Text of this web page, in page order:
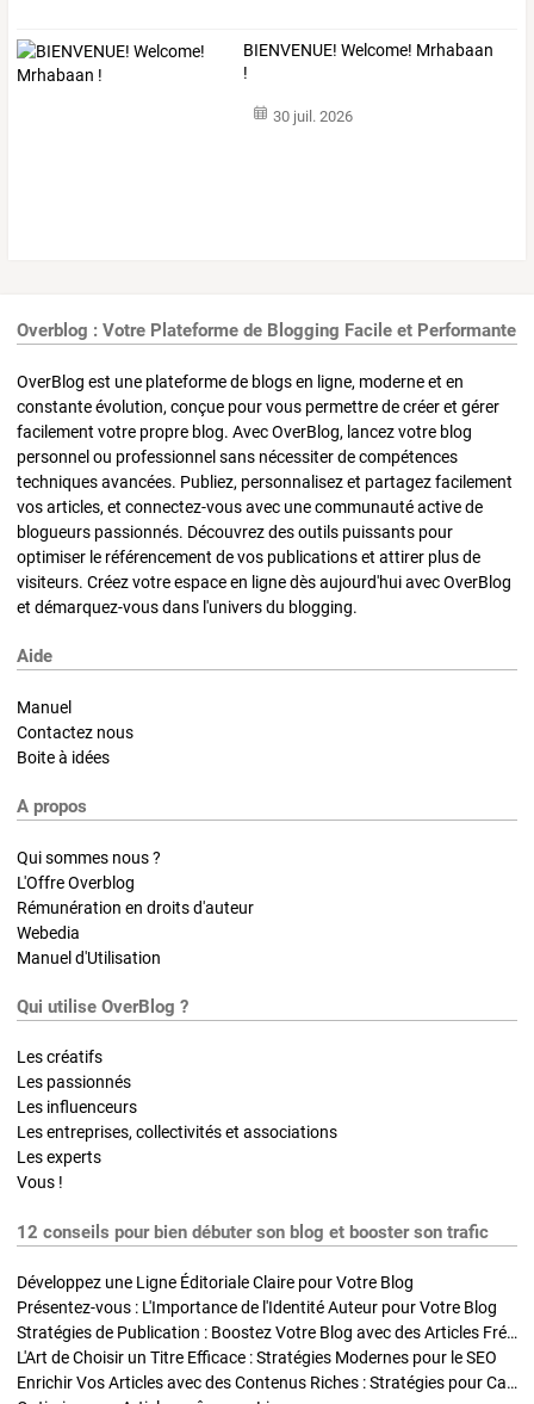
BIENVENUE! Welcome! Mrhabaan
!
30 juil. 2026
Overblog : Votre Plateforme de Blogging Facile et Performante
OverBlog est une plateforme de blogs en ligne, moderne et en
constante évolution, conçue pour vous permettre de créer et gérer
facilement votre propre blog. Avec OverBlog, lancez votre blog
personnel ou professionnel sans nécessiter de compétences
techniques avancées. Publiez, personnalisez et partagez facilement
vos articles, et connectez-vous avec une communauté active de
blogueurs passionnés. Découvrez des outils puissants pour
optimiser le référencement de vos publications et attirer plus de
visiteurs. Créez votre espace en ligne dès aujourd'hui avec OverBlog
et démarquez-vous dans l'univers du blogging.
Aide
Manuel
Contactez nous
Boite à idées
A propos
Qui sommes nous ?
L'Offre Overblog
Rémunération en droits d'auteur
Webedia
Manuel d'Utilisation
Qui utilise OverBlog ?
Les créatifs
Les passionnés
Les influenceurs
Les entreprises, collectivités et associations
Les experts
Vous !
12 conseils pour bien débuter son blog et booster son trafic
Développez une Ligne Éditoriale Claire pour Votre Blog
Présentez-vous : L'Importance de l'Identité Auteur pour Votre Blog
Stratégies de Publication : Boostez Votre Blog avec des Articles Fréquents et Exclusifs
L'Art de Choisir un Titre Efficace : Stratégies Modernes pour le SEO
Enrichir Vos Articles avec des Contenus Riches : Stratégies pour Captiver et Optimiser